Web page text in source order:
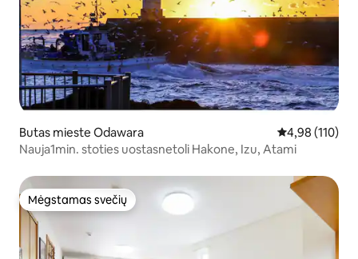
Butas mieste Odawara Vidutinis
4,98 (110)
Nauja1min. stoties uostasnetoli Hakone, Izu, Atami
Mėgstamas svečių
Mėgstamas svečių